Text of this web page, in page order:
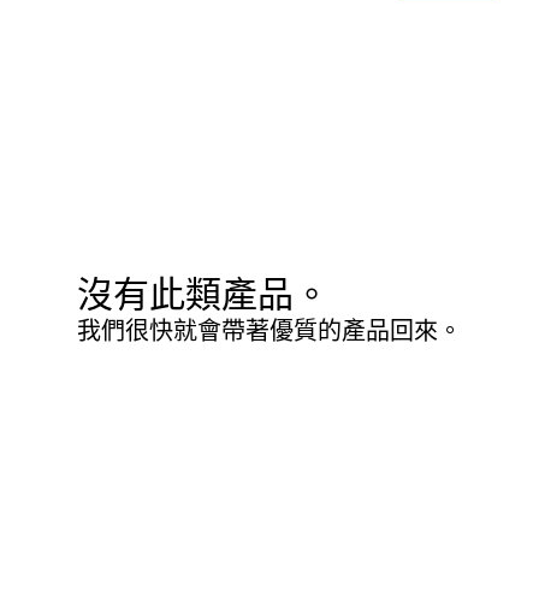
沒有此類產品。
我們很快就會帶著優質的產品回來。